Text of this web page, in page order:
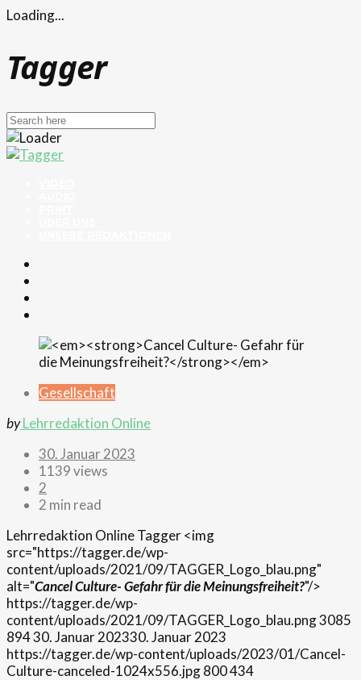
Loading...
Tagger
Gesellschaft
byLehrredaktion Online
30. Januar 2023
1139 views
2
2 min read
Lehrredaktion OnlineTagger<img
src="https://tagger.de/wp-
content/uploads/2021/09/TAGGER_Logo_blau.png"
alt="Cancel Culture- Gefahr für die Meinungsfreiheit?"/>
https://tagger.de/wp-
content/uploads/2021/09/TAGGER_Logo_blau.png3085
89430. Januar 202330. Januar 2023
https://tagger.de/wp-content/uploads/2023/01/Cancel-
Culture-canceled-1024x556.jpg800434